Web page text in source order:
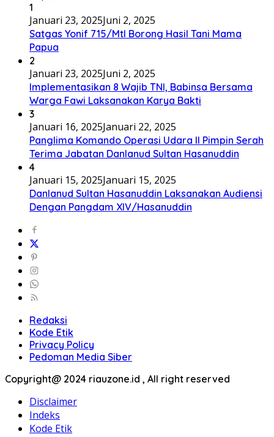
1
Januari 23, 2025Juni 2, 2025
Satgas Yonif 715/Mtl Borong Hasil Tani Mama
Papua
2
Januari 23, 2025Juni 2, 2025
Implementasikan 8 Wajib TNI, Babinsa Bersama
Warga Fawi Laksanakan Karya Bakti
3
Januari 16, 2025Januari 22, 2025
Panglima Komando Operasi Udara II Pimpin Serah
Terima Jabatan Danlanud Sultan Hasanuddin
4
Januari 15, 2025Januari 15, 2025
Danlanud Sultan Hasanuddin Laksanakan Audiensi
Dengan Pangdam XIV/Hasanuddin
Redaksi
Kode Etik
Privacy Policy
Pedoman Media Siber
Copyright@ 2024 riauzone.id , All right reserved
Disclaimer
Indeks
Kode Etik